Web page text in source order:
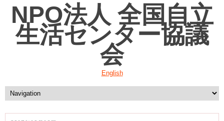
NPO法人 全国自立
生活センター協議
会
English